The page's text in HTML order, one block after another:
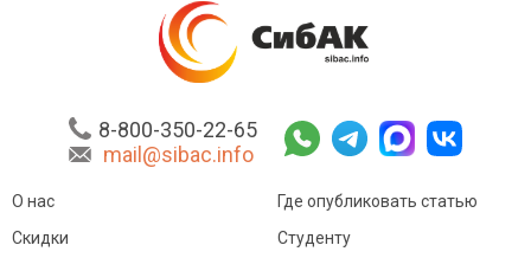
8-800-350-22-65
mail@sibac.info
О нас
Скидки
Где опубликовать статью
Студенту